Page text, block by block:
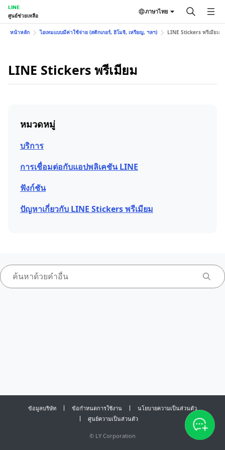
LINE
ศูนย์ช่วยเหลือ
ภาษาไทย
หน้าหลัก ไอเทมแบบมีค่าใช้จ่าย (สติกเกอร์, อิโมจิ, เหรียญ, ฯลฯ) LINE Stickers พรีเมียม
LINE Stickers พรีเมียม
หมวดหมู่
บริการ
การเชื่อมต่อกับแอปพลิเคชัน LINE
ฟังก์ชัน
ปัญหาเกี่ยวกับ LINE Stickers พรีเมียม
ข้อมูลบริษัท ข้อกำหนดการใช้งาน
นโยบายความเป็นส่วนตัว
ศูนย์ความเป็นส่วนตัว
© LY Corporation